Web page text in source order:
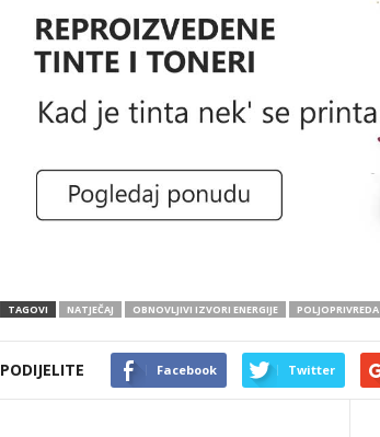
TAGOVI NATJEČAJ OBNOVLJIVI IZVORI ENERGIJE POLJOPRIVREDA
PODIJELITE Facebook Twitter